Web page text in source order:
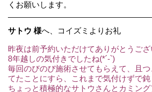
くお願いします。
サトウ 様へ、コイズミよりお礼
昨夜は前予約いただけてありがとうござ
8年越しの気付きでしたね(*´-`)
毎回のびのび施術させてもらえて、且つ
てたことにすら、これまで気付けずで
ちょっと積極的なサトウさんとカミン